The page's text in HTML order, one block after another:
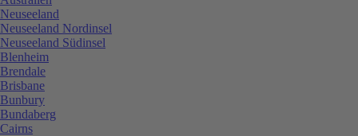
Neuseeland
Neuseeland Nordinsel
Neuseeland Südinsel
Blenheim
Brendale
Brisbane
Bunbury
Bundaberg
Cairns